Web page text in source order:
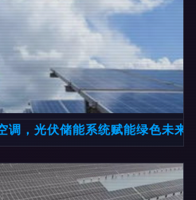
调，光伏储能系统赋能绿色未来